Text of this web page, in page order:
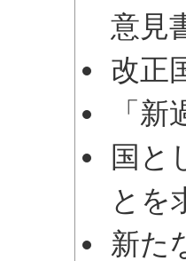
意見
改正
「
国と
とを
新た